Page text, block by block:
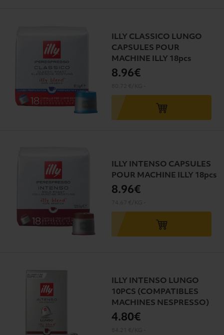
ILLY CLASSICO LUNGO
CAPSULES POUR
MACHINE ILLY 18pcs
8.96€
ILLY INTENSO CAPSULES
POUR MACHINE ILLY 18pcs
8.96€
ILLY INTENSO LUNGO
10PCS (COMPATIBLES
MACHINES NESPRESSO)
4.80€